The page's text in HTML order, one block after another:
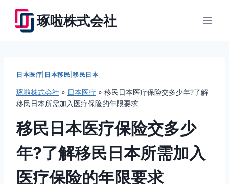
琢啦株式会社
日本医疗 日本移民 移民日本
琢啦株式会社 » 日本医疗 » 移民日本医疗保险交多少年?了解
移民日本所需加入医疗保险的年限要求
移民日本医疗保险交多少
年?了解移民日本所需加入
医疗保险的年限要求